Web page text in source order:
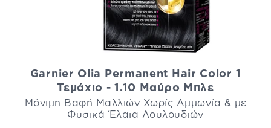
Garnier Olia Permanent Hair Color 1
Τεμάχιο - 1.10 Μαύρο Μπλε
Μόνιμη Βαφή Μαλλιών Χωρίς Αμμωνία & με
Φυσικά Έλαια Λουλουδιών